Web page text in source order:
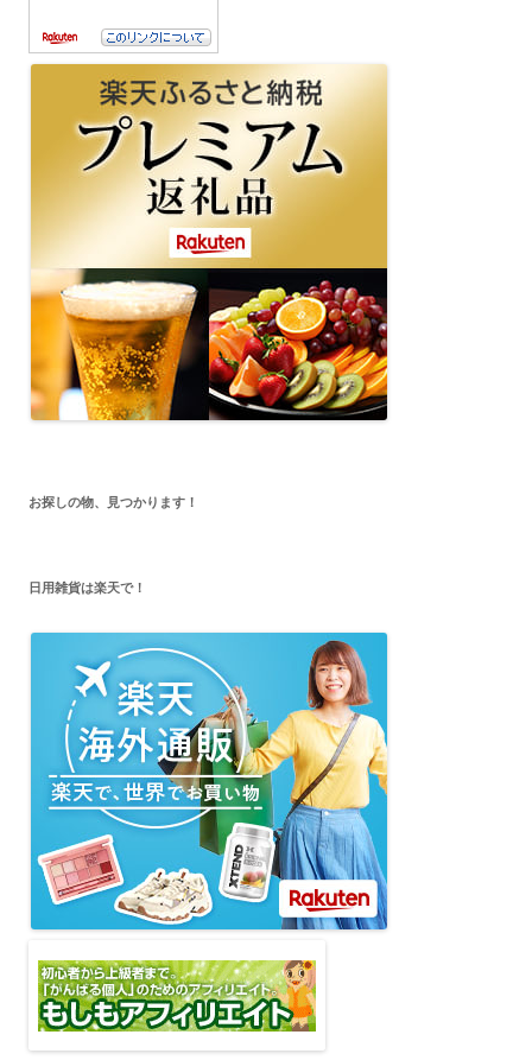
お探しの物、見つかります！
日用雑貨は楽天で！